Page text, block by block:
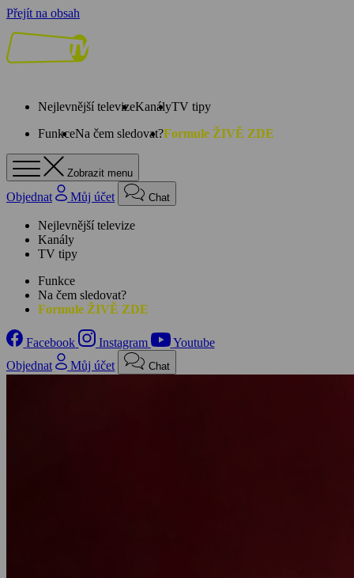
Přejít na obsah
Nejlevnější televizeKanályTV tipy
FunkceNa čem sledovat?Formule ŽIVĚ ZDE
Zobrazit menu
Objednat Můj účet Chat
Nejlevnější televize
Kanály
TV tipy
Funkce
Na čem sledovat?
Formule ŽIVĚ ZDE
Facebook Instagram
Youtube
Objednat
Můj účet Chat